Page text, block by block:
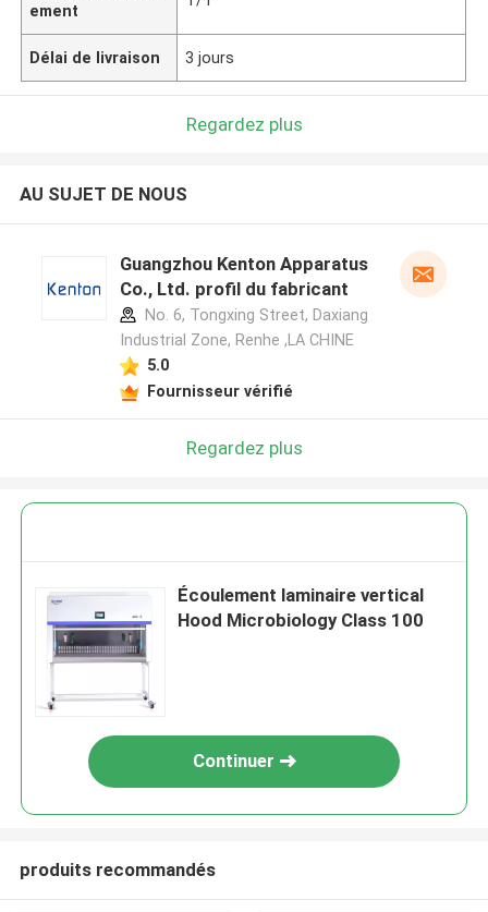
ement
Délai de livraison 3 jours
Regardez plus
AU SUJET DE NOUS
Guangzhou Kenton Apparatus
Co., Ltd. profil du fabricant
No. 6, Tongxing Street, Daxiang
Industrial Zone, Renhe ,LA CHINE
5.0
Fournisseur vérifié
Regardez plus
Écoulement laminaire vertical
Hood Microbiology Class 100
Continuer
produits recommandés